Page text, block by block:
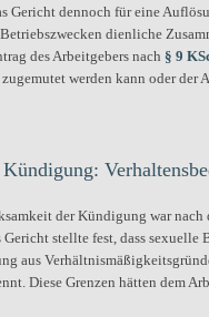
Gericht dennoch für eine
dienliche
des Arbeitgebers nach § 9
werden kann oder der
der Kündigung war nach
Gericht stellte fest, dass
aus
Diese Grenzen hätten dem